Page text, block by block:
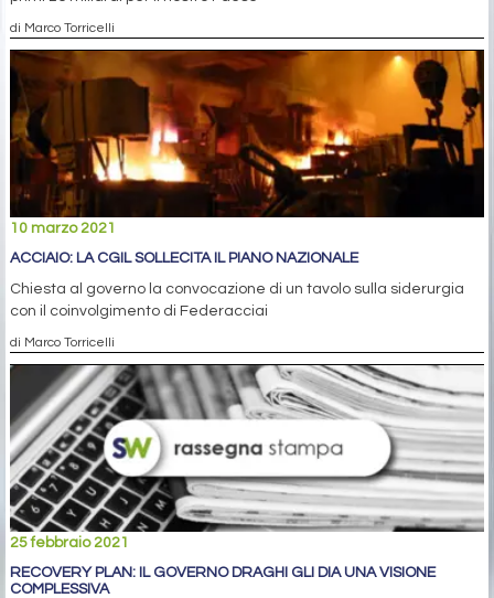
di Marco Torricelli
10 marzo 2021
ACCIAIO: LA CGIL SOLLECITA IL PIANO NAZIONALE
Chiesta al governo la convocazione di un tavolo sulla siderurgia
con il coinvolgimento di Federacciai
di Marco Torricelli
25 febbraio 2021
RECOVERY PLAN: IL GOVERNO DRAGHI GLI DIA UNA VISIONE
COMPLESSIVA